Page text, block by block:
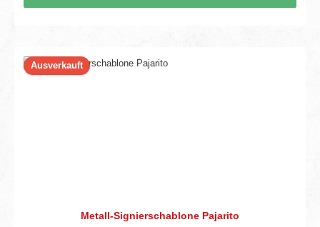
Ausverkauft
Metall-Signierschablone Pajarito